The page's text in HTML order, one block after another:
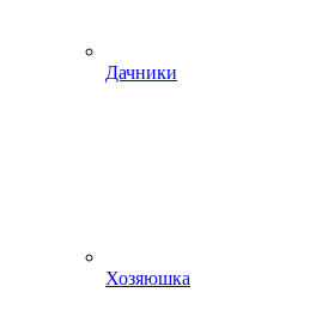
Дачники
Хозяюшка